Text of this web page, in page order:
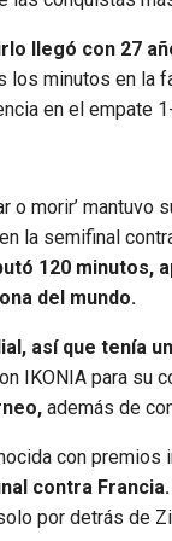
llegó con 27
los minutos en la
en el empate
o morir’
la semifinal
120 minutos,
del mundo.
así que tenía
IKONIA para su
además de
con premios
contra Francia.
por detrás de